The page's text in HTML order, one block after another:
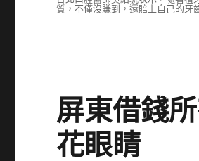
質，不僅沒賺到，還賠上自己的牙
屏東借錢
花眼睛